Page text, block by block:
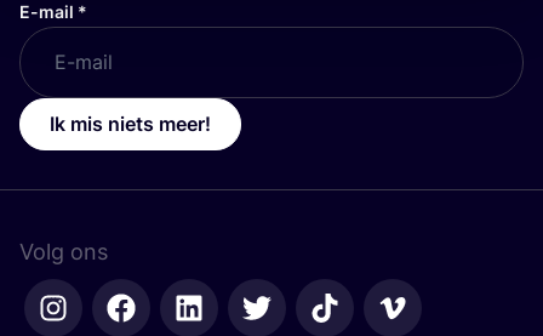
E-mail *
Ik mis niets meer!
Volg ons